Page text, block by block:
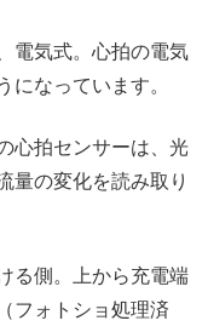
電気式。心拍の電気
になっています。
心拍センサーは、光
量の変化を読み取り
る側。上から充電端
フォトショ処理済